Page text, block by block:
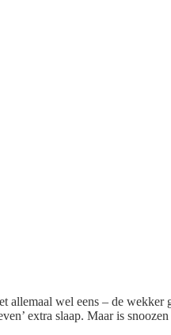
allemaal wel eens – de wekker
extra slaap. Maar is